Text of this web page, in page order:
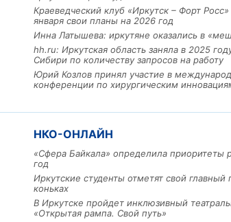
Краеведческий клуб «Иркутск – Форт
января свои планы на 2026 год
Инна Латышева: иркутяне оказались в
hh.ru: Иркутская область заняла в 2025
Сибири по количеству запросов на работу
Юрий Козлов принял участие в
конференции по хирургическим
НКО-ОНЛАЙН
«Сфера Байкала» определила приоритеты
год
Иркутские студенты отметят свой главный
коньках
В Иркутске пройдет инклюзивный
«Открытая рампа. Свой путь»
Льготный заём
рублей получит
3 фото